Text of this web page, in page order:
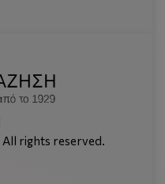
. All rights reserved.